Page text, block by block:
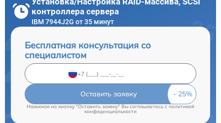
контроллера сервера
IBM 7944J2G от 35 минут
Бесплатная консультация со
специалистом
Оставить заявку
Нажимая на кнопку "Оставить заявку" Вы соглашаетесь c политикой
конфиденциальности